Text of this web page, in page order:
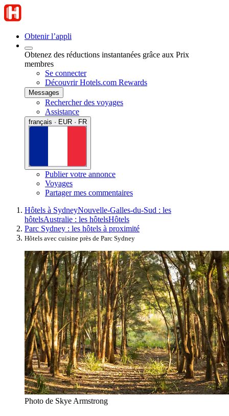
Obtenir l’appli
Obtenez des réductions instantanées grâce aux Prix
membres
Se connecter
Découvrir Hotels.com Rewards
Messages
Rechercher des voyages
Assistance
français · EUR · FR
Publier votre annonce
Voyages
Partager mes commentaires
Hôtels à SydneyNouvelle-Galles-du-Sud : les
hôtelsAustralie : les hôtelsHôtels
Parc Sydney : les hôtels à proximité
Hôtels avec cuisine près de Parc Sydney
Photo de Skye Armstrong